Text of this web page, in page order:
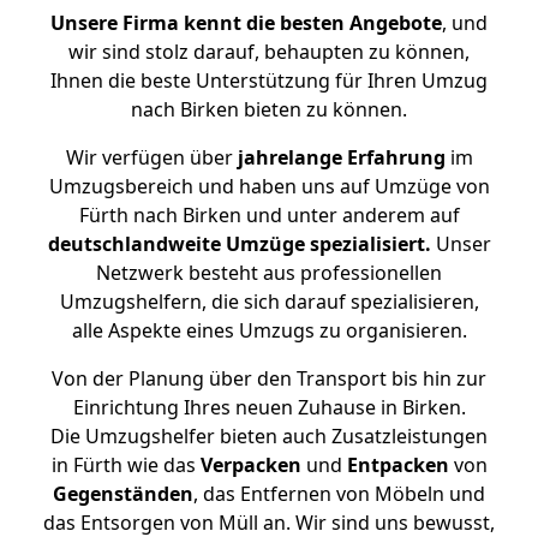
Unsere Firma kennt die besten Angebote, und
wir sind stolz darauf, behaupten zu können,
Ihnen die beste Unterstützung für Ihren Umzug
nach Birken bieten zu können.
Wir verfügen überjahrelange Erfahrung im
Umzugsbereich und haben uns auf Umzüge von
Fürth nach Birken und unter anderem auf
deutschlandweite Umzüge spezialisiert. Unser
Netzwerk besteht aus professionellen
Umzugshelfern, die sich darauf spezialisieren,
alle Aspekte eines Umzugs zu organisieren.
Von der Planung über den Transport bis hin zur
Einrichtung Ihres neuen Zuhause in Birken.
Die Umzugshelfer bieten auch Zusatzleistungen
in Fürth wie das Verpacken und Entpacken von
Gegenständen, das Entfernen von Möbeln und
das Entsorgen von Müll an. Wir sind uns bewusst,